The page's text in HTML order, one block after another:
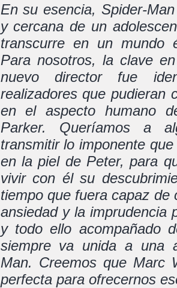
En su esencia, Spider-
y cercana de un
transcurre en un mundo
Para nosotros, la clave
nuevo director fue
realizadores que pudieran
en el aspecto humano
Parker. Queríamos a
transmitir lo imponente
en la piel de Peter, para
vivir con él su
tiempo que fuera capaz de
ansiedad y la imprudencia
y todo ello acompañado
siempre va unida a una
Man. Creemos que Marc
perfecta para ofrecernos